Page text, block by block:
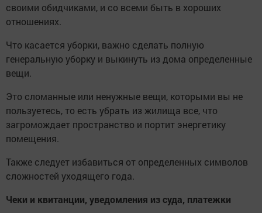
своими обидчиками, и со всеми быть в хороших
отношениях.
Что касается уборки, важно сделать полную
генеральную уборку и выкинуть из дома определенные
вещи.
Это сломанные или ненужные вещи, которыми вы не
пользуетесь, то есть убрать из жилища все, что
загромождает пространство и портит энергетику
помещения.
Также следует избавиться от определенных символов
сложностей уходящего года.
Чеки и квитанции, уведомления из суда, платежки